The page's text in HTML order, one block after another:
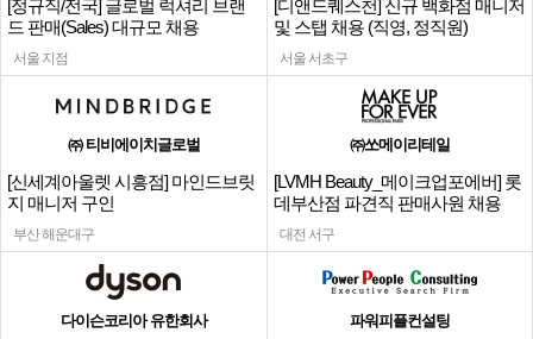
[정규직/전국] 글로벌 럭셔리 브랜
드 판매(Sales) 대규모 채용
서울 지점
[디앤드퀘스천] 신규 백화점 매니저
및 스탭 채용 (직영, 정직원)
서울 서초구
㈜ 티비에이치글로벌
[신세계아울렛 시흥점] 마인드브릿
지 매니저 구인
부산 해운대구
㈜쏘메이리테일
[LVMH Beauty_메이크업포에버] 롯
데부산점 파견직 판매사원 채용
대전 서구
다이슨코리아 유한회사 파워피플컨설팅